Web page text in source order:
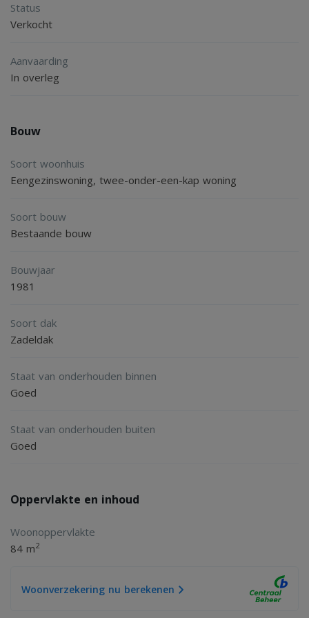
zonnepanelen geplaatst. Remeha Quinta cv-combiketel,
Het definitieve energielabel B is geldig tot en met 29-05-
2036.
Er is parkeergelegenheid voor 4 auto’s, waarvan 2 onder
omgeving van de woning.
Status
Verkocht
Aanvaarding
In overleg
Bouw
Soort woonhuis
Eengezinswoning, twee-onder-een-kap woning
Soort bouw
Bestaande bouw
Bouwjaar
1981
Soort dak
Zadeldak
Staat van onderhouden binnen
Goed
Staat van onderhouden buiten
Goed
Oppervlakte en inhoud
Woonoppervlakte
84 m2
Woonverzekering nu berekenen